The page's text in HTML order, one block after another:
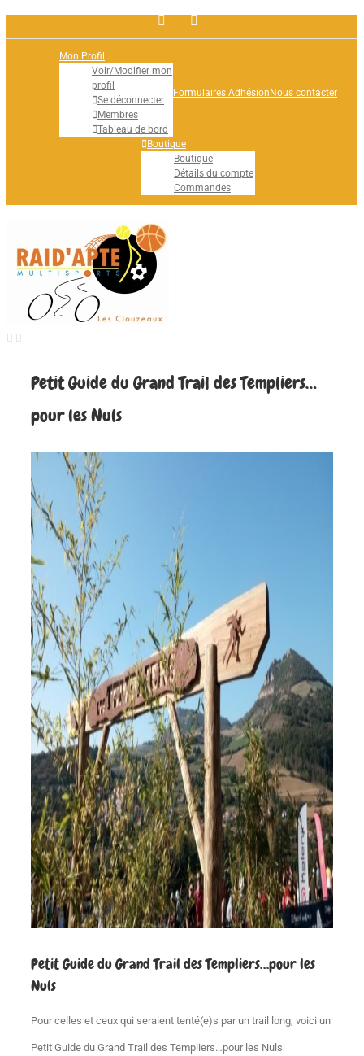
Facebook
Mon Profil
Voir/Modifier mon
profil
Se déconnecter
Membres
Tableau de bord
Formulaires Adhésion Nous contacter
Boutique
Boutique
Détails du compte
Commandes
Petit Guide du Grand Trail des Templiers…
pour les Nuls
Petit Guide du Grand Trail des Templiers…pour les
Nuls
Pour celles et ceux qui seraient tenté(e)s par un trail long, voici un
Petit Guide du Grand Trail des Templiers…pour les Nuls